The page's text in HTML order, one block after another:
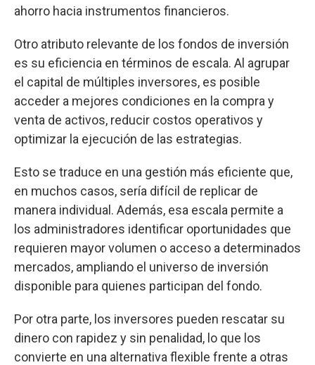
ahorro hacia instrumentos financieros.
Otro atributo relevante de los fondos de inversión
es su eficiencia en términos de escala. Al agrupar
el capital de múltiples inversores, es posible
acceder a mejores condiciones en la compra y
venta de activos, reducir costos operativos y
optimizar la ejecución de las estrategias.
Esto se traduce en una gestión más eficiente que,
en muchos casos, sería difícil de replicar de
manera individual. Además, esa escala permite a
los administradores identificar oportunidades que
requieren mayor volumen o acceso a determinados
mercados, ampliando el universo de inversión
disponible para quienes participan del fondo.
Por otra parte, los inversores pueden rescatar su
dinero con rapidez y sin penalidad, lo que los
convierte en una alternativa flexible frente a otras